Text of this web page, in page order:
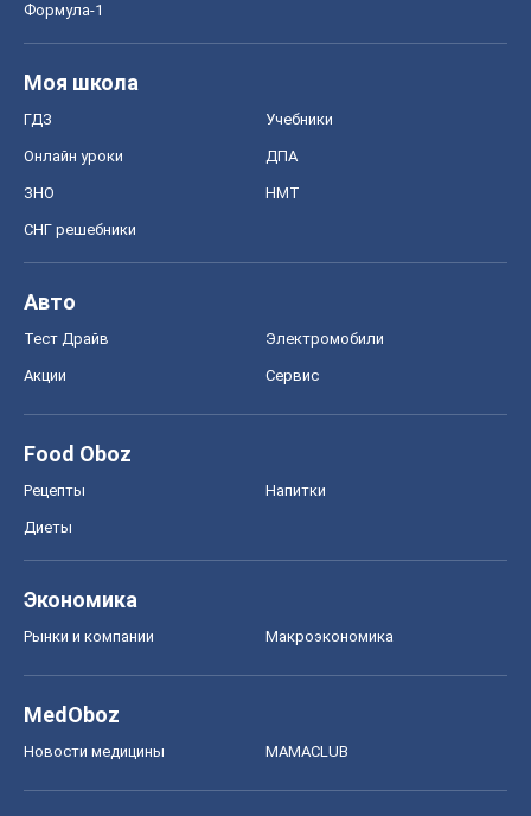
Формула-1
Моя школа
ГДЗ Учебники
Онлайн уроки ДПА
ЗНО НМТ
СНГ решебники
Авто
Тест Драйв Электромобили
Акции Сервис
Food Oboz
Рецепты Напитки
Диеты
Экономика
Рынки и компании Mакроэкономика
MedOboz
Новости медицины MAMACLUB